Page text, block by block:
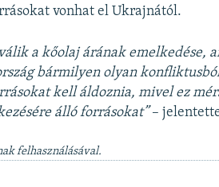
vonhat el Ukrajnától.
a kőolaj árának emelkedése,
bármilyen olyan
kell áldoznia, mivel ez
álló forrásokat”–
felhasználásával.